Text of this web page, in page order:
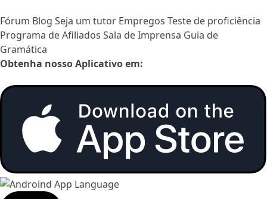
Fórum Blog Seja um tutor Empregos Teste de proficiência
Programa de Afiliados Sala de Imprensa Guia de
Gramática
Obtenha nosso Aplicativo em: